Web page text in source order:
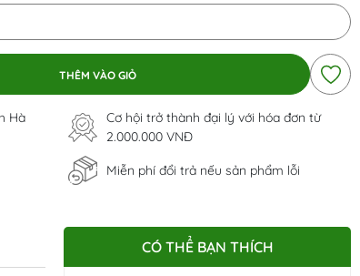
THÊM VÀO GIỎ
Hà
Cơ hội trở thành đại lý với hóa đơn từ
2.000.000 VNĐ
Miễn phí đổi trả nếu sản phẩm lỗi
CÓ THỂ BẠN THÍCH